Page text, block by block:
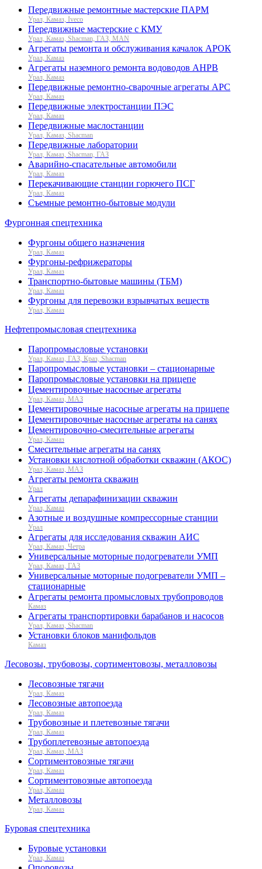
Передвижные ремонтные мастерские ПАРМ
Урал, Камаз, Iveco
Передвижные мастерские с КМУ
Урал, Камаз, Shacman, ГАЗ, MAN
Агрегаты ремонта и обслуживания качалок АРОК
Урал, Камаз
Агрегаты наземного ремонта водоводов АНРВ
Урал, Камаз
Передвижные ремонтно-сварочные агрегаты АРС
Урал, Камаз
Передвижные электростанции ПЭС
Урал, Камаз
Передвижные маслостанции
Урал, Камаз, Shacman
Передвижные лаборатории
Урал, Камаз, Shacman, ГАЗ
Аварийно-спасательные автомобили
Урал, Камаз
Перекачивающие станции горючего ПСГ
Урал, Камаз
Съемные ремонтно-бытовые модули
Фургонная спецтехника
Фургоны общего назначения
Урал, Камаз
Фургоны-рефрижераторы
Урал, Камаз
Транспортно-бытовые машины (ТБМ)
Урал, Камаз
Фургоны для перевозки взрывчатых веществ
Урал, Камаз
Нефтепромысловая спецтехника
Паропромысловые установки
Урал, Камаз, ГАЗ, Краз, Shacman
Паропромысловые установки – стационарные
Паропромысловые установки на прицепе
Цементировочные насосные агрегаты
Урал, Камаз, МАЗ
Цементировочные насосные агрегаты на прицепе
Цементировочные насосные агрегаты на санях
Цементировочно-смесительные агрегаты
Урал, Камаз
Смесительные агрегаты на санях
Установки кислотной обработки скважин (АКОС)
Урал, Камаз, МАЗ
Агрегаты ремонта скважин
Урал
Агрегаты депарафинизации скважин
Урал, Камаз
Азотные и воздушные компрессорные станции
Урал
Агрегаты для исследования скважин АИС
Урал, Камаз, Четра
Универсальные моторные подогреватели УМП
Урал, Камаз, ГАЗ
Универсальные моторные подогреватели УМП –
стационарные
Агрегаты ремонта промысловых трубопроводов
Камаз
Агрегаты транспортировки барабанов и насосов
Урал, Камаз, Shacman
Установки блоков манифольдов
Камаз
Лесовозы, трубовозы, сортиментовозы, металловозы
Лесовозные тягачи
Урал, Камаз
Лесовозные автопоезда
Урал, Камаз
Трубовозные и плетевозные тягачи
Урал, Камаз
Трубоплетевозные автопоезда
Урал, Камаз, МАЗ
Сортиментовозные тягачи
Урал, Камаз
Сортиментовозные автопоезда
Урал, Камаз
Металловозы
Урал, Камаз
Буровая спецтехника
Буровые установки
Урал, Камаз